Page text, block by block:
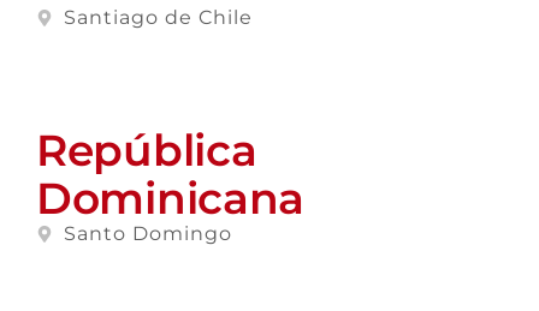
Santiago de Chile
República
Dominicana
Santo Domingo